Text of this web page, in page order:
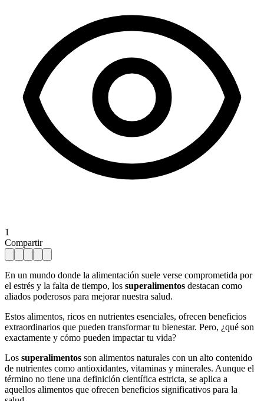
1
Compartir
En un mundo donde la alimentación suele verse comprometida por
el estrés y la falta de tiempo, los superalimentos destacan como
aliados poderosos para mejorar nuestra salud.
Estos alimentos, ricos en nutrientes esenciales, ofrecen beneficios
extraordinarios que pueden transformar tu bienestar. Pero, ¿qué son
exactamente y cómo pueden impactar tu vida?
Los superalimentos son alimentos naturales con un alto contenido
de nutrientes como antioxidantes, vitaminas y minerales. Aunque el
término no tiene una definición científica estricta, se aplica a
aquellos alimentos que ofrecen beneficios significativos para la